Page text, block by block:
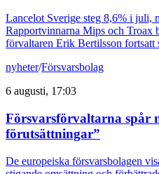
Lancelot Sverige steg 8,6% i juli,
Rapportvinnarna Mips och Troax
förvaltaren Erik Bertilsson fortsatt
nyheter/Försvarsbolag
6 augusti, 17:03
Försvarsförvaltarna spår
förutsättningar”
De europeiska försvarsbolagen